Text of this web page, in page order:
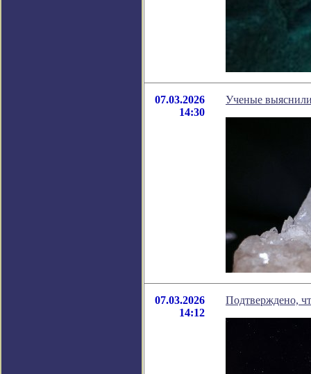
07.03.2026
14:30
Ученые
07.03.2026
14:12
Подтверждено,